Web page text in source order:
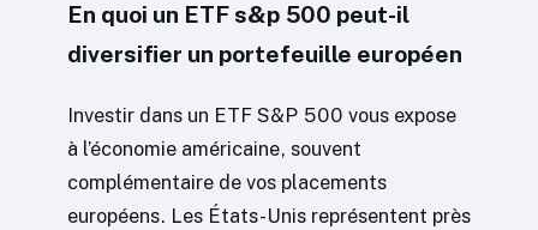
En quoi un ETF s&p 500 peut-il
diversifier un portefeuille européen
Investir dans un ETF S&P 500 vous expose
à l’économie américaine, souvent
complémentaire de vos placements
européens. Les États-Unis représentent près